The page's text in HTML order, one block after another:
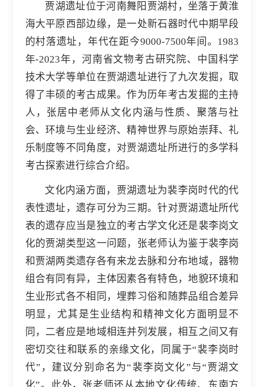
贾湖遗址位于河南舞阳贾湖村，坐落于黄淮
海大平原西部边缘，是一处新石器时代中期早段
的村落遗址，年代在距今9000-7500年间。1983
年-2023年，河南省文物考古研究院、中国科学
技术大学等单位在贾湖遗址进行了九次发掘，取
得了丰硕的考古成果。作为历年考古发掘的主持
人，张居中老师从文化内涵与性质、聚落与社
会、环境与生业经济、精神世界与原始崇拜、礼
乐制度等不同角度，对贾湖遗址所进行的多学科
考古探索进行综合介绍。
文化内涵方面，贾湖遗址为裴李岗时代的代
表性遗址，遗存可分为三期。针对贾湖遗址所代
表的遗存应当是独立的考古学文化还是裴李岗文
化的贾湖类型这一问题，张老师认为鉴于裴李岗
和贾湖两类遗存各有来龙去脉和分布地域，器物
组合有同有异，主体因素各有特色，地貌环境和
生业形式各不相同，埋葬习俗和随葬品组合差异
明显，尤其是生业结构和精神文化方面明显不
同，二者应是地域相连并列发展，相互之间又有
密切交往和联系的亲缘文化，同属于“裴李岗时
代”，建议分别命名为“裴李岗文化”与“贾湖文